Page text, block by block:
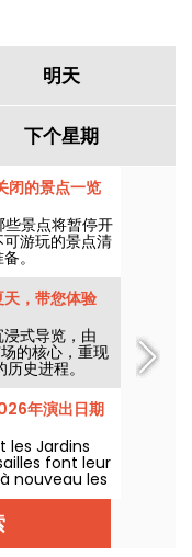
明天
下个星期
闭的景点一览
景点将暂停开
游玩的景点清
。
，带您体验
式导览，由
的核心，重现
史进程。
的新版本。为
为应对高温天
。年演出日期
les Jardins
font leur
nouveau les
en cette
novembre
autour des